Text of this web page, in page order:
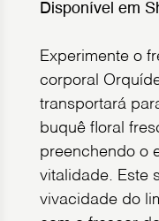
Disponível em
Experimente o
corporal
transportará
buquê floral
preenchendo o
vitalidade. Este
vivacidade do